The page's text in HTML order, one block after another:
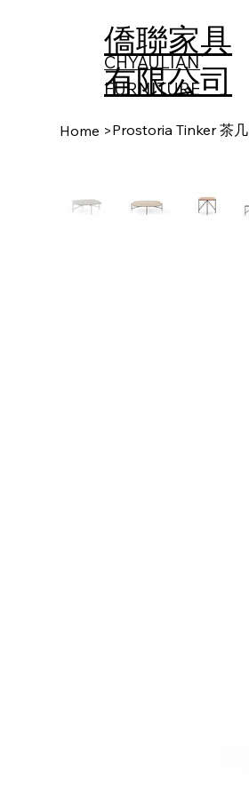
僑聯家具
有限公司
CHYAULIAN
FURNITURE​
Home >Prostoria Tinker 茶几